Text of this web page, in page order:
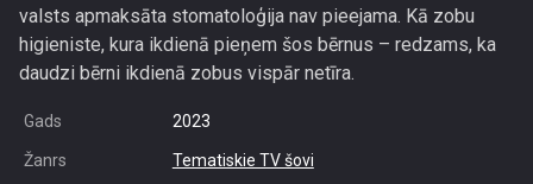
valsts apmaksāta stomatoloģija nav pieejama. Kā zobu
higieniste, kura ikdienā pieņem šos bērnus – redzams, ka
daudzi bērni ikdienā zobus vispār netīra.
Gads 2023
Žanrs Tematiskie TV šovi